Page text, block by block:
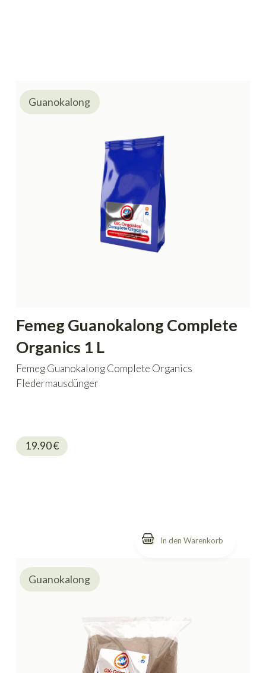
Femeg Guanokalong Complete
Organics 1 L
Femeg Guanokalong Complete Organics
Fledermausdünger
19.90€
Guanokalong
Guanokalong